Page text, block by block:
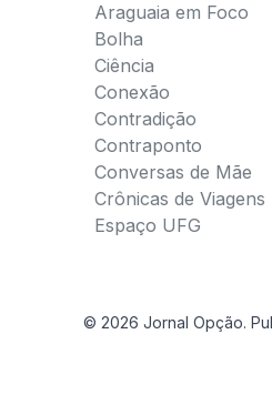
Araguaia em Foco
Bolha
Ciência
Conexão
Contradição
Contraponto
Conversas de Mãe
Crônicas de Viagens
Espaço UFG
© 2026 Jornal Opção.